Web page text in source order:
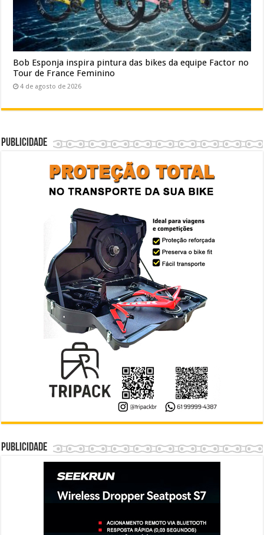
Bob Esponja inspira pintura das bikes da equipe Factor no
Tour de France Feminino
4 de agosto de 2026
Publicidade
Publicidade